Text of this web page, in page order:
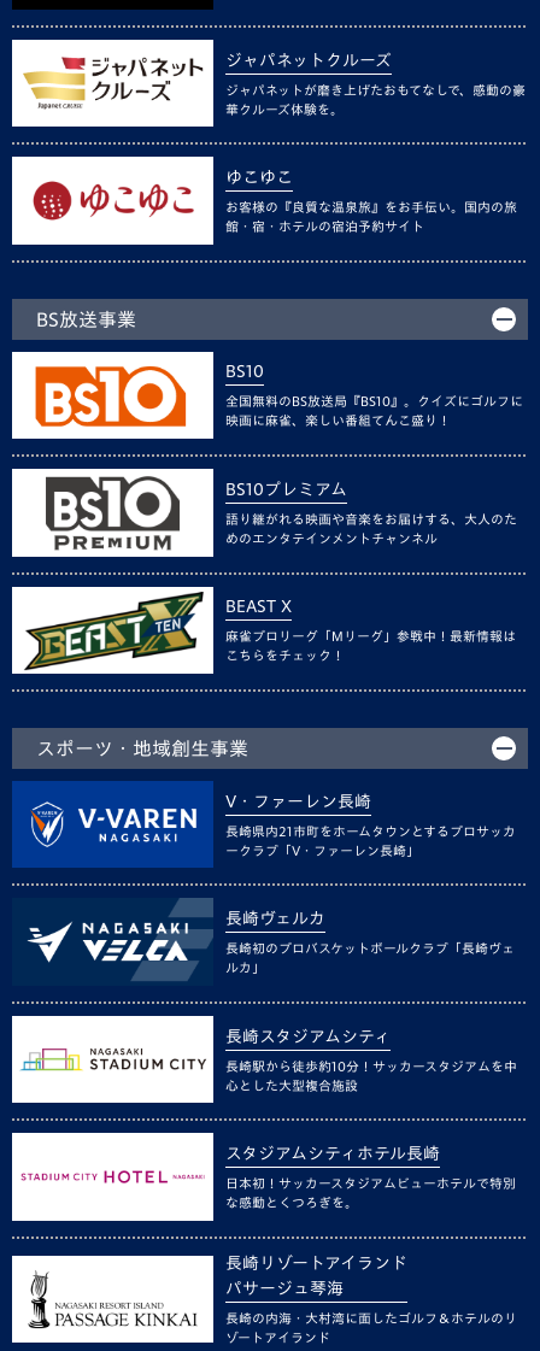
ジャパネットクルーズ
ジャパネットが磨き上げたおもてなしで、感動の豪
華クルーズ体験を。
ゆこゆこ
お客様の『良質な温泉旅』をお手伝い。国内の旅
館・宿・ホテルの宿泊予約サイト
BS放送事業
BS10
全国無料のBS放送局『BS10』。クイズにゴルフに
映画に麻雀、楽しい番組てんこ盛り！
BS10プレミアム
語り継がれる映画や音楽をお届けする、大人のた
めのエンタテインメントチャンネル
BEAST X
麻雀プロリーグ「Mリーグ」参戦中！最新情報は
こちらをチェック！
スポーツ・地域創生事業
V・ファーレン長崎
長崎県内21市町をホームタウンとするプロサッカ
ークラブ「V・ファーレン長崎」
長崎ヴェルカ
長崎初のプロバスケットボールクラブ「長崎ヴェ
ルカ」
長崎スタジアムシティ
長崎駅から徒歩約10分！サッカースタジアムを中
心とした大型複合施設
スタジアムシティホテル長崎
日本初！サッカースタジアムビューホテルで特別
な感動とくつろぎを。
長崎リゾートアイランド
パサージュ琴海
長崎の内海・大村湾に面したゴルフ＆ホテルのリ
ゾートアイランド